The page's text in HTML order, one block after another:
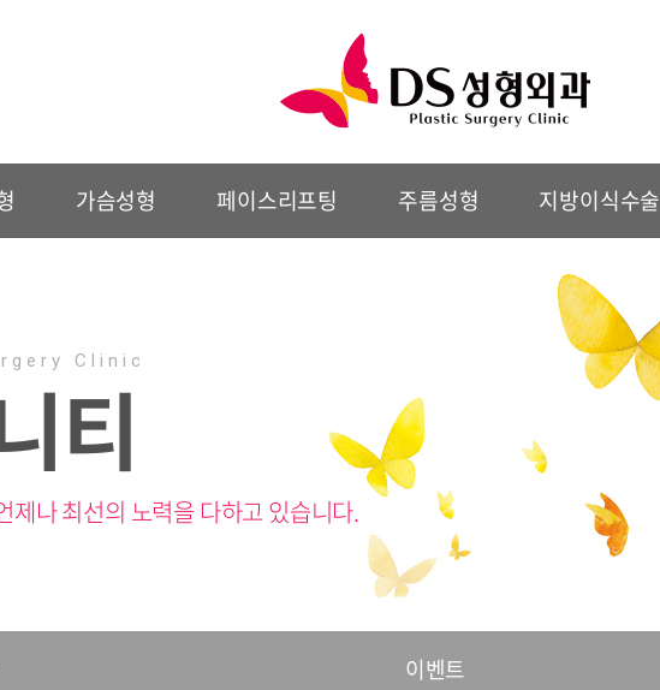
가슴성형 페이스리프팅 주름성형 지방이식수술
Clinic
티
제나 최선의 노력을 다하고 있습니다.
이벤트